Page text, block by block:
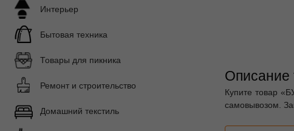
Описание
Купите товар
самовывозом.
Интерьер
Бытовая техника
Товары для пикника
Ремонт и строительство
Домашний текстиль